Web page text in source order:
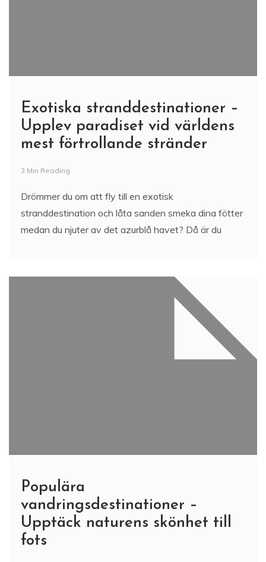
Exotiska stranddestinationer –
Upplev paradiset vid världens
mest förtrollande stränder
3 Min Reading
Drömmer du om att fly till en exotisk
stranddestination och låta sanden smeka dina fötter
medan du njuter av det azurblå havet? Då är du
Populära
vandringsdestinationer –
Upptäck naturens skönhet till
fots